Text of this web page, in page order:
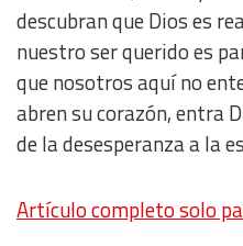
descubran que Dios es
nuestro ser querido es
que nosotros aquí no
abren su corazón, entra
de la desesperanza a la
Artículo completo solo
Non-IAB processing purposes:
Analytical